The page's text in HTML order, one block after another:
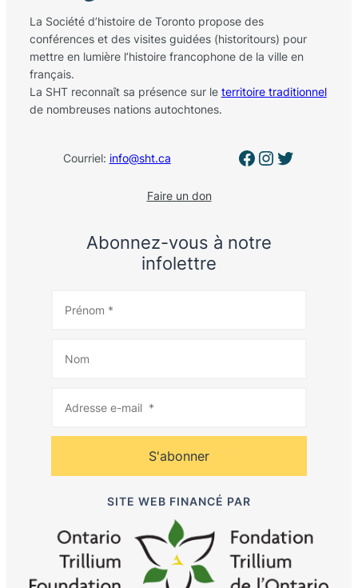
La Société d’histoire de Toronto propose des
conférences et des visites guidées (historitours) pour
mettre en lumière l’histoire francophone de la ville en
français.
La SHT reconnaît sa présence sur le territoire traditionnel
de nombreuses nations autochtones.
Courriel: info@sht.ca Facebook Instagram Twitter
Faire un don
Abonnez-vous à notre
infolettre
S'abonner
SITE WEB FINANCÉ PAR